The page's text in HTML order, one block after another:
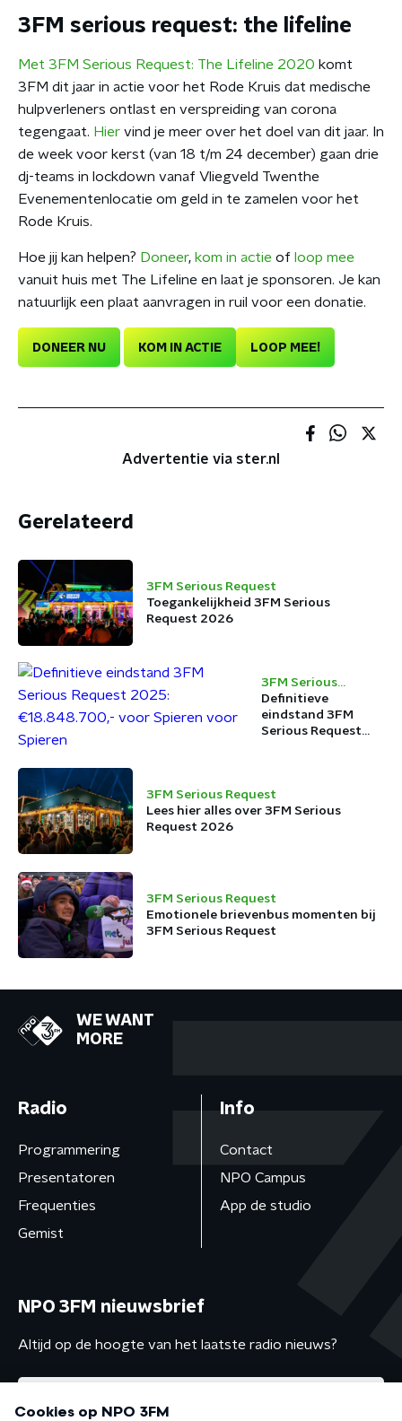
3FM serious request: the lifeline
Met 3FM Serious Request: The Lifeline 2020 komt
3FM dit jaar in actie voor het Rode Kruis dat medische
hulpverleners ontlast en verspreiding van corona
tegengaat. Hier vind je meer over het doel van dit jaar. In
de week voor kerst (van 18 t/m 24 december) gaan drie
dj-teams in lockdown vanaf Vliegveld Twenthe
Evenementenlocatie om geld in te zamelen voor het
Rode Kruis.
Hoe jij kan helpen? Doneer, kom in actie of loop mee
vanuit huis met The Lifeline en laat je sponsoren. Je kan
natuurlijk een plaat aanvragen in ruil voor een donatie.
DONEER NU KOM IN ACTIE LOOP MEE!
Advertentie via ster.nl
Gerelateerd
3FM Serious Request
Toegankelijkheid 3FM Serious
Request 2026
3FM Serious
Request
Definitieve
eindstand 3FM
Serious Request
Spieren
3FM Serious Request
Lees hier alles over 3FM Serious
Request 2026
3FM Serious Request
Emotionele brievenbus momenten bij
3FM Serious Request
WE WANT
MORE
Radio
Programmering
Presentatoren
Frequenties
Gemist
Info
Contact
NPO Campus
App de studio
NPO 3FM nieuwsbrief
Altijd op de hoogte van het laatste radio nieuws?